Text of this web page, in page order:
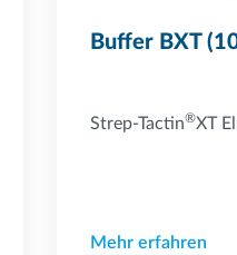
Buffer BXT
Strep-Tactin®XT
Mehr erfahren